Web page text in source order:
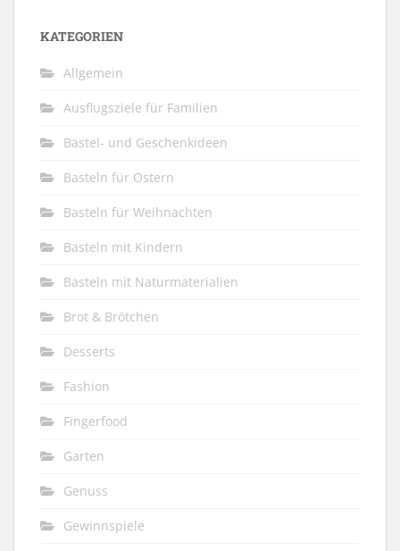
KATEGORIEN
Allgemein
Ausflugsziele für Familien
Bastel- und Geschenkideen
Basteln für Ostern
Basteln für Weihnachten
Basteln mit Kindern
Basteln mit Naturmaterialien
Brot & Brötchen
Desserts
Fashion
Fingerfood
Garten
Genuss
Gewinnspiele